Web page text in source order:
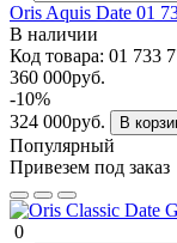
Oris Aquis Date 01
В наличии
Код товара: 01 733
360 000руб.
-10%
324 000руб.
В
Популярный
Привезем под заказ
0